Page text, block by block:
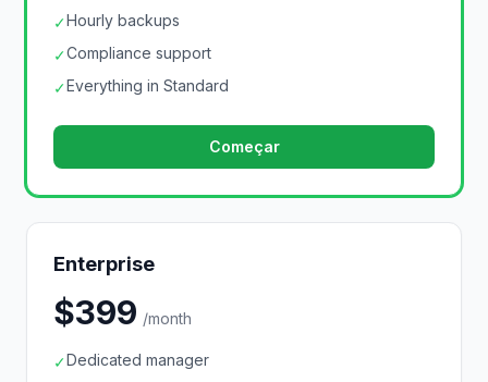
✓Hourly backups
✓Compliance support
✓Everything in Standard
Começar
Enterprise
$399 /month
✓Dedicated manager